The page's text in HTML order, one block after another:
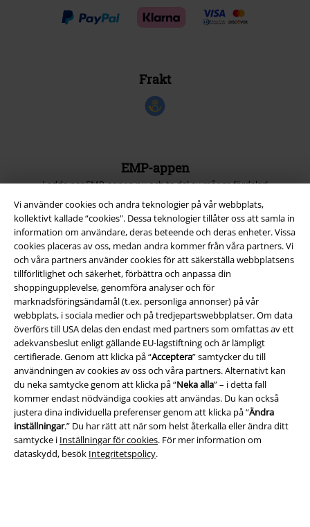
Vi använder cookies och andra teknologier på vår webbplats,
kollektivt kallade “cookies". Dessa teknologier tillåter oss att samla in
information om användare, deras beteende och deras enheter. Vissa
cookies placeras av oss, medan andra kommer från våra partners. Vi
och våra partners använder cookies för att säkerställa webbplatsens
tillförlitlighet och säkerhet, förbättra och anpassa din
shoppingupplevelse, genomföra analyser och för
marknadsföringsändamål (t.ex. personliga annonser) på vår
webbplats, i sociala medier och på tredjepartswebbplatser. Om data
överförs till USA delas den endast med partners som omfattas av ett
adekvansbeslut enligt gällande EU-lagstiftning och är lämpligt
certifierade. Genom att klicka på “Acceptera” samtycker du till
användningen av cookies av oss och våra partners. Alternativt kan
du neka samtycke genom att klicka på “Neka alla” – i detta fall
kommer endast nödvändiga cookies att användas. Du kan också
justera dina individuella preferenser genom att klicka på “Ändra
inställningar.” Du har rätt att när som helst återkalla eller ändra ditt
samtycke i Inställningar för cookies. För mer information om
dataskydd, besök Integritetspolicy.
Frakt
EMP-appen
Ladda ner EMP-appen nu och ta del av många fördelar!
A Warner Music Group Company